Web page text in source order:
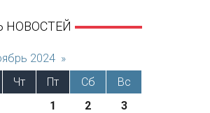
НОВОСТЕЙ
2024 »
Чт Пт Сб
Вс
1
2
3